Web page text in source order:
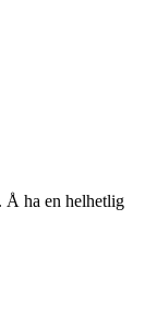
Å ha en helhetlig